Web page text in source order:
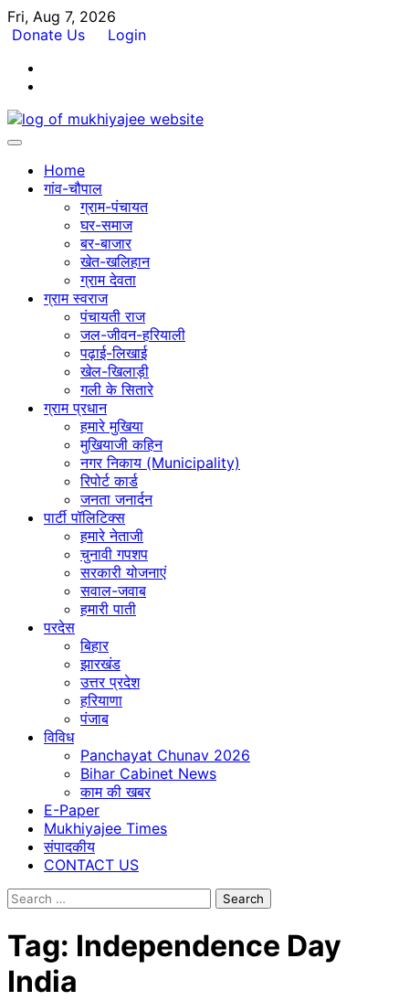
Skip
to
Fri, Aug 7, 2026
Donate Us
Login
Home
गांव-चौपाल
ग्राम-पंचायत
घर-समाज
बर-बाजार
खेत-खलिहान
ग्राम देवता
ग्राम स्वराज
पंचायती राज
जल-जीवन-हरियाली
पढ़ाई-लिखाई
खेल-खिलाड़ी
गली के सितारे
ग्राम प्रधान
हमारे मुखिया
मुखियाजी कहिन
नगर निकाय (Municipality)
रिपोर्ट कार्ड
जनता जनार्दन
पार्टी पॉलिटिक्स
हमारे नेताजी
चुनावी गपशप
सरकारी योजनाएं
सवाल-जवाब
हमारी पाती
परदेस
बिहार
झारखंड
उत्तर प्रदेश
हरियाणा
पंजाब
विविध
Panchayat Chunav 2026
Bihar Cabinet News
काम की खबर
E-Paper
Mukhiyajee Times
संपादकीय
CONTACT US
Search
Tag: Independence Day
India